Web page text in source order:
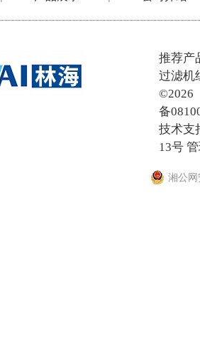
推荐产
过滤机
©2026
备
技术支
13号
湘公